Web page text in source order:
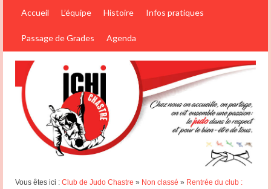
Accueil L’équipe Histoire Infos pratiques
Passage de Grades Agenda
Vous êtes ici : Club de Judo Chastre » Non classé » Rentrée du club :